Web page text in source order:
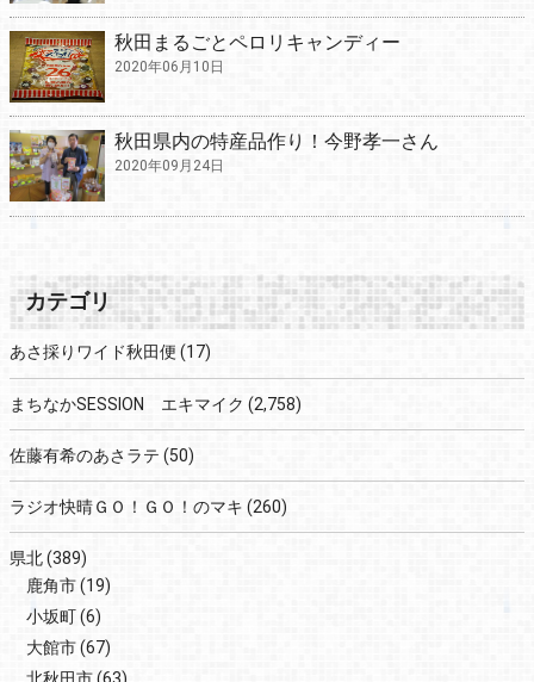
秋田まるごとペロリキャンディー
2020年06月10日
秋田県内の特産品作り！今野孝一さん
2020年09月24日
カテゴリ
あさ採りワイド秋田便 (17)
まちなかSESSION エキマイク (2,758)
佐藤有希のあさラテ (50)
ラジオ快晴ＧＯ！ＧＯ！のマキ (260)
県北(389)
鹿角市(19)
小坂町(6)
大館市(67)